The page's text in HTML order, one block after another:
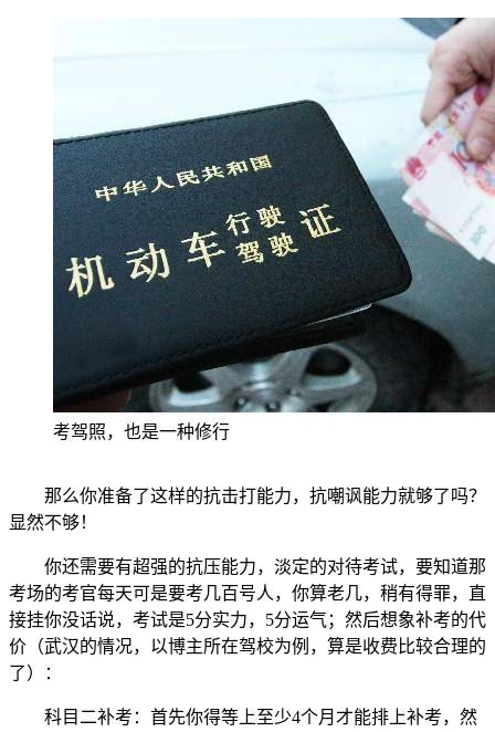
考驾照，也是一种修行
那么你准备了这样的抗击打能力，抗嘲讽能力就够了吗？
显然不够！
你还需要有超强的抗压能力，淡定的对待考试，要知道那
考场的考官每天可是要考几百号人，你算老几，稍有得罪，直
接挂你没话说，考试是5分实力，5分运气；然后想象补考的代
价（武汉的情况，以博主所在驾校为例，算是收费比较合理的
了）：
科目二补考：首先你得等上至少4个月才能排上补考，然